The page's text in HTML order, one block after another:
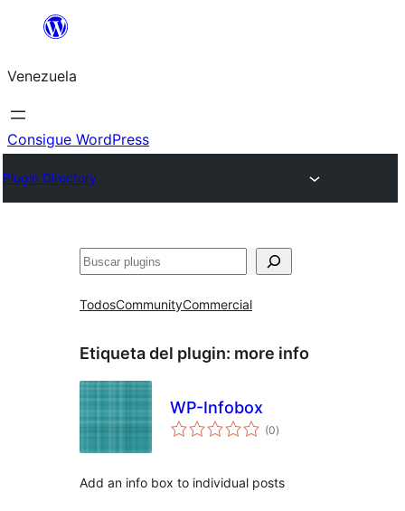
Saltar
contenido
Venezuela
Consigue WordPress
Plugin Directory
Buscar
TodosCommunityCommercial
Etiqueta del plugin: more info
WP-Infobox
(0total
de
)
Add an info box to individual posts